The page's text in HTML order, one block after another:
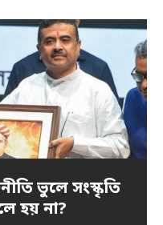
ভুলে সংস্কৃতি
হয় না?